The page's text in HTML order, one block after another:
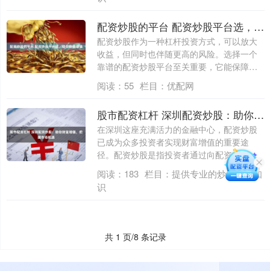
配资炒股的平台 配资炒股平台选，助你稳健增值
配资炒股作为一种杠杆投资方式，可以放大
收益，但同时也伴随更高的风险。选择一个
靠谱的配资炒股平台至关重要，它能保障资
金安全....
阅读： 55 栏目： 优配网
股市配资杠杆 深圳配资炒股：助你财富增值，把握市场机遇
在深圳这座充满活力的金融中心，配资炒股
已成为众多投资者实现财富增值的重要途
径。配资炒股是指投资者通过向配资公司借
入资金，....
阅读： 183 栏目： 提供专业的炒股配资知
识
共 1 页/8 条记录